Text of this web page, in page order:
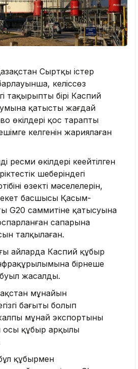
Сыртқы істер
келіссөз
тақырыптың бірі Каспий
қатысты жағдай
өкілдері қос тараптың
келгенін жариялаған
ресми өкілдері кеңейтілген
шеңберіндегі
өзекті мәселелерін,
басшысы Қасым-
G20 саммитіне қатысуына
сапарына
талқылаған.
айларда Каспий құбыр
бірнеше
жасалды.
мұнайын
бағыты болып
мұнай экспортының
құбыр арқылы
құбырмен